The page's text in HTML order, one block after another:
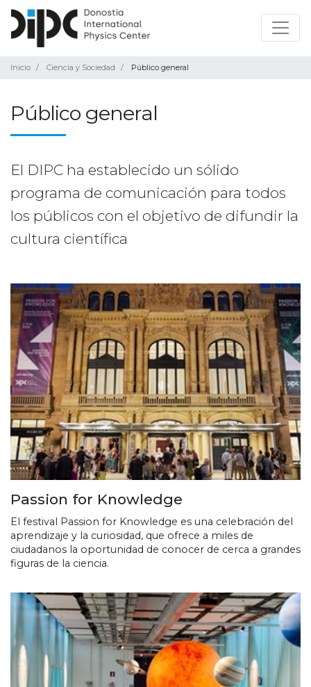
Inicio Ciencia y Sociedad Público general
Público general
El DIPC ha establecido un sólido
programa de comunicación para todos
los públicos con el objetivo de difundir la
cultura científica
Passion for Knowledge
El festival Passion for Knowledge es una celebración del
aprendizaje y la curiosidad, que ofrece a miles de
ciudadanos la oportunidad de conocer de cerca a grandes
figuras de la ciencia.